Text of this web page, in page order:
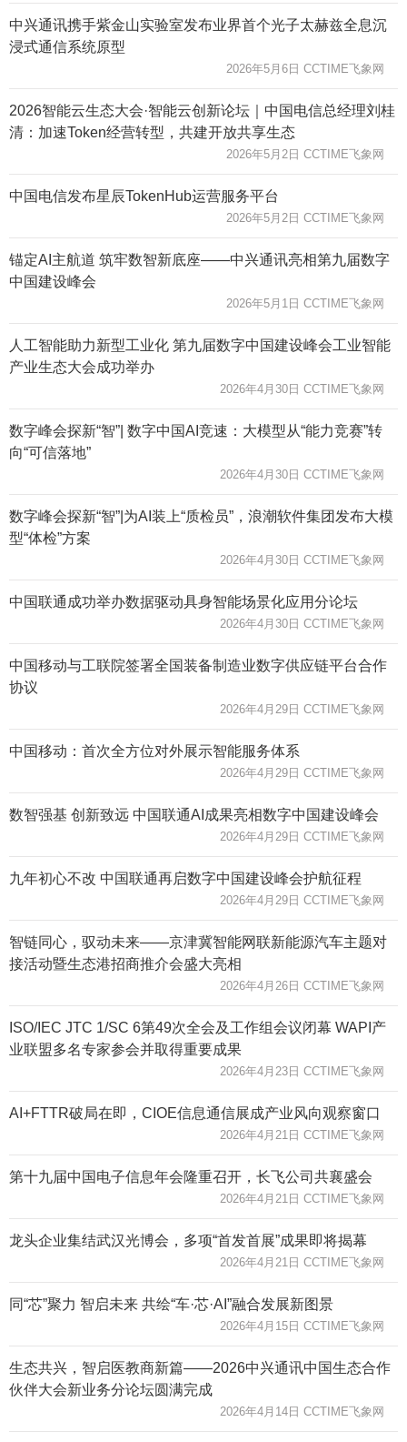
中兴通讯携手紫金山实验室发布业界首个光子太赫兹全息沉
浸式通信系统原型
2026年5月6日 CCTIME飞象网
2026智能云生态大会·智能云创新论坛｜中国电信总经理刘桂
清：加速Token经营转型，共建开放共享生态
2026年5月2日 CCTIME飞象网
中国电信发布星辰TokenHub运营服务平台
2026年5月2日 CCTIME飞象网
锚定AI主航道 筑牢数智新底座——中兴通讯亮相第九届数字
中国建设峰会
2026年5月1日 CCTIME飞象网
人工智能助力新型工业化 第九届数字中国建设峰会工业智能
产业生态大会成功举办
2026年4月30日 CCTIME飞象网
数字峰会探新“智”| 数字中国AI竞速：大模型从“能力竞赛”转
向“可信落地”
2026年4月30日 CCTIME飞象网
数字峰会探新“智”|为AI装上“质检员”，浪潮软件集团发布大模
型“体检”方案
2026年4月30日 CCTIME飞象网
中国联通成功举办数据驱动具身智能场景化应用分论坛
2026年4月30日 CCTIME飞象网
中国移动与工联院签署全国装备制造业数字供应链平台合作
协议
2026年4月29日 CCTIME飞象网
中国移动：首次全方位对外展示智能服务体系
2026年4月29日 CCTIME飞象网
数智强基 创新致远 中国联通AI成果亮相数字中国建设峰会
2026年4月29日 CCTIME飞象网
九年初心不改 中国联通再启数字中国建设峰会护航征程
2026年4月29日 CCTIME飞象网
智链同心，驭动未来——京津冀智能网联新能源汽车主题对
接活动暨生态港招商推介会盛大亮相
2026年4月26日 CCTIME飞象网
ISO/IEC JTC 1/SC 6第49次全会及工作组会议闭幕 WAPI产
业联盟多名专家参会并取得重要成果
2026年4月23日 CCTIME飞象网
AI+FTTR破局在即，CIOE信息通信展成产业风向观察窗口
2026年4月21日 CCTIME飞象网
第十九届中国电子信息年会隆重召开，长飞公司共襄盛会
2026年4月21日 CCTIME飞象网
龙头企业集结武汉光博会，多项“首发首展”成果即将揭幕
2026年4月21日 CCTIME飞象网
同“芯”聚力 智启未来 共绘“车·芯·AI”融合发展新图景
2026年4月15日 CCTIME飞象网
生态共兴，智启医教商新篇——2026中兴通讯中国生态合作
伙伴大会新业务分论坛圆满完成
2026年4月14日 CCTIME飞象网